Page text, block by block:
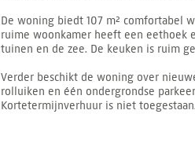
De woning biedt 107 m² comfortabel
ruime woonkamer heeft een eethoek
tuinen en de zee. De keuken is ruim
Verder beschikt de woning over
rolluiken en één ondergrondse
Kortetermijnverhuur is niet toegestaan.